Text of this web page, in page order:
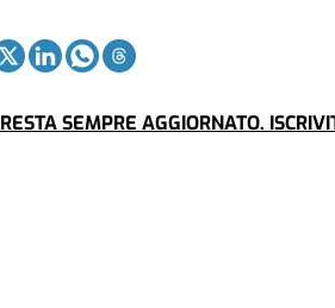
RESTA SEMPRE AGGIORNATO.